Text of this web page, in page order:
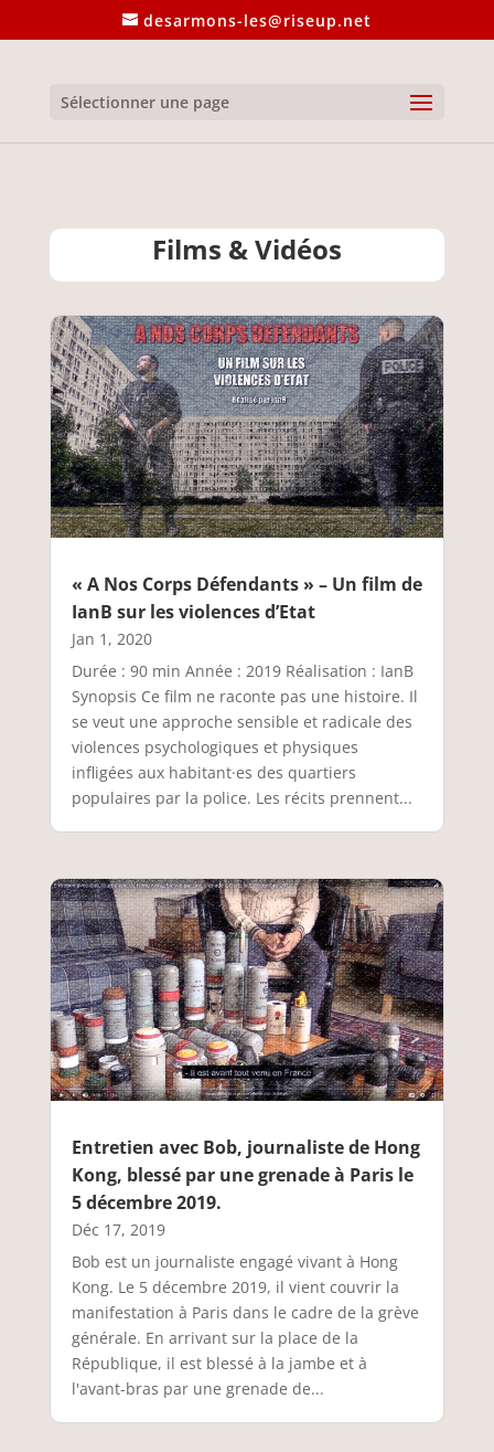
desarmons-les@riseup.net
Sélectionner une page
Films & Vidéos
« A Nos Corps Défendants » – Un film de
IanB sur les violences d’Etat
Jan 1, 2020
Durée : 90 min Année : 2019 Réalisation : IanB
Synopsis Ce film ne raconte pas une histoire. Il
se veut une approche sensible et radicale des
violences psychologiques et physiques
infligées aux habitant·es des quartiers
populaires par la police. Les récits prennent...
Entretien avec Bob, journaliste de Hong
Kong, blessé par une grenade à Paris le
5 décembre 2019.
Déc 17, 2019
Bob est un journaliste engagé vivant à Hong
Kong. Le 5 décembre 2019, il vient couvrir la
manifestation à Paris dans le cadre de la grève
générale. En arrivant sur la place de la
République, il est blessé à la jambe et à
l'avant-bras par une grenade de...